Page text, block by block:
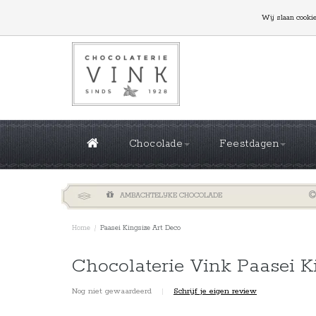
GROTE OPLAGES NODIG? NEEM CONTACT MET
Chocolade Feestdagen
AMBACHTELIJKE CHOCOLADE
Home / Paasei Kingsize Art Deco
Chocolaterie Vink Paasei
Nog niet gewaardeerd | Schrijf je eigen review
Wij slaan